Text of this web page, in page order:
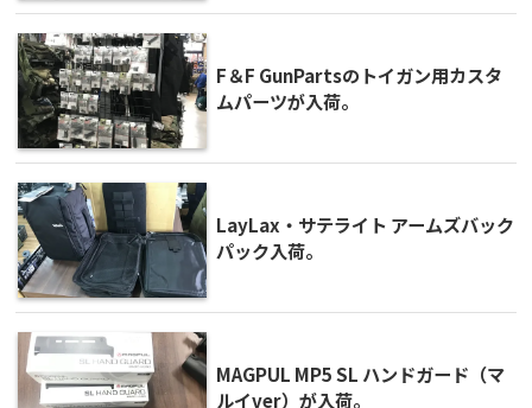
F＆F GunPartsのトイガン用カスタ
ムパーツが入荷。
LayLax・サテライト アームズバック
パック入荷。
MAGPUL MP5 SL ハンドガード（マ
ルイver）が入荷。